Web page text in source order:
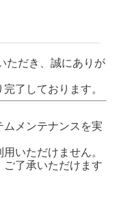
ただき、誠にありが
了しております。
ムメンテナンスを実
いただけません。
了承いただけます